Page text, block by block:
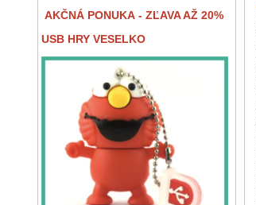
AKČNÁ PONUKA - ZĽAVA AŽ 20%
USB HRY VESELKO